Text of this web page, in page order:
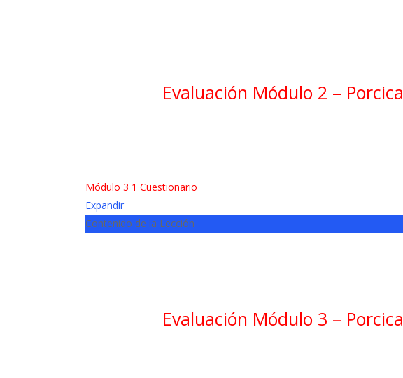
Evaluación Módulo 2 –
Módulo 3 1 Cuestionario
Expandir
Contenido de la Lección
Evaluación Módulo 3 –